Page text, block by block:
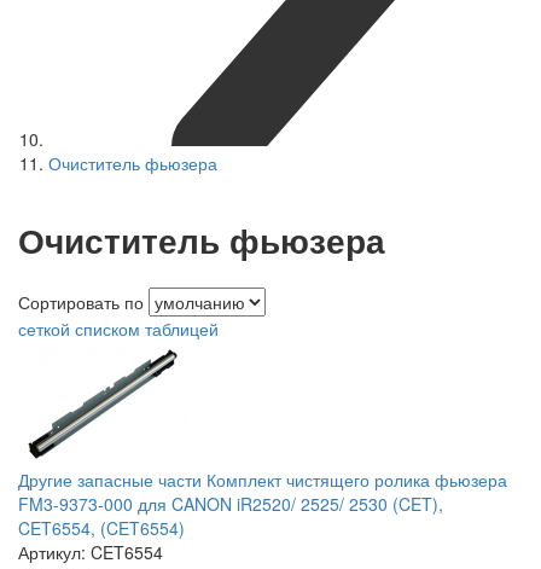
Очиститель фьюзера
Очиститель фьюзера
Сортировать по
сеткой списком таблицей
Другие запасные части Комплект чистящего ролика фьюзера
FM3-9373-000 для CANON iR2520/ 2525/ 2530 (CET),
CET6554, (CET6554)
Артикул: CET6554